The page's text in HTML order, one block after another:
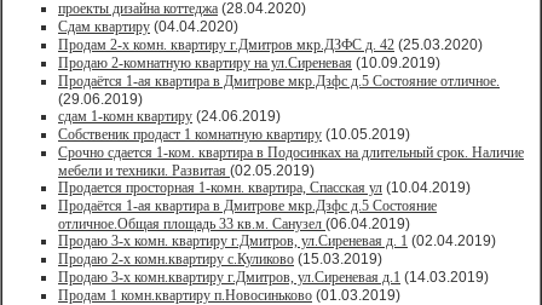
проекты дизайна коттеджа (28.04.2020)
Сдам квартиру (04.04.2020)
Продам 2-х комн. квартиру г.Дмитров мкр.ДЗФС д. 42 (25.03.2020)
Продаю 2-комнатную квартиру на ул.Сиреневая (10.09.2019)
Продаётся 1-ая квартира в Дмитрове мкр.Дзфс д.5 Состояние отличное.
(29.06.2019)
сдам 1-комн квартиру (24.06.2019)
Собственик продаст 1 комнатную квартиру (10.05.2019)
Срочно сдается 1-ком. квартира в Подосинках на длительный срок. Наличие
мебели и техники. Развитая (02.05.2019)
Продается просторная 1-комн. квартира, Спасская ул (10.04.2019)
Продаётся 1-ая квартира в Дмитрове мкр.Дзфс д.5 Состояние
отличное.Общая площадь 33 кв.м. Санузел (06.04.2019)
Продаю 3-х комн. квартиру г.Дмитров, ул.Сиреневая д. 1 (02.04.2019)
Продаю 2-х комн.квартиру с.Куликово (15.03.2019)
Продаю 3-х комн.квартиру г.Дмитров, ул.Сиреневая д.1 (14.03.2019)
Продам 1 комн.квартиру п.Новосиньково (01.03.2019)